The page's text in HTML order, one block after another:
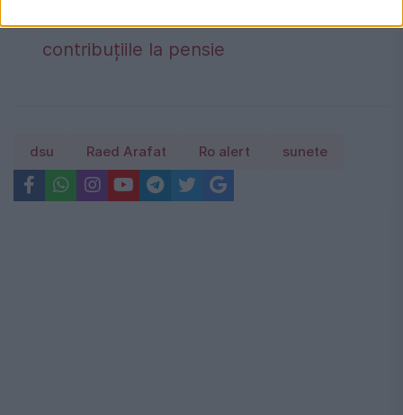
contribuțiile la pensie
dsu Raed Arafat Ro alert sunete